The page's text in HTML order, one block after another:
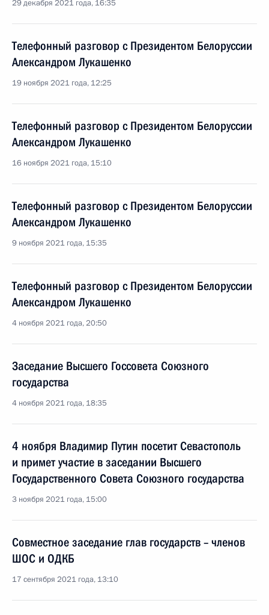
29 декабря 2021 года, 16:35
Телефонный разговор с Президентом Белоруссии
Александром Лукашенко
19 ноября 2021 года, 12:25
Телефонный разговор с Президентом Белоруссии
Александром Лукашенко
16 ноября 2021 года, 15:10
Телефонный разговор с Президентом Белоруссии
Александром Лукашенко
9 ноября 2021 года, 15:35
Телефонный разговор с Президентом Белоруссии
Александром Лукашенко
4 ноября 2021 года, 20:50
Заседание Высшего Госсовета Союзного
государства
4 ноября 2021 года, 18:35
4 ноября Владимир Путин посетит Севастополь
и примет участие в заседании Высшего
Государственного Совета Союзного государства
3 ноября 2021 года, 15:00
Совместное заседание глав государств – членов
ШОС и ОДКБ
17 сентября 2021 года, 13:10